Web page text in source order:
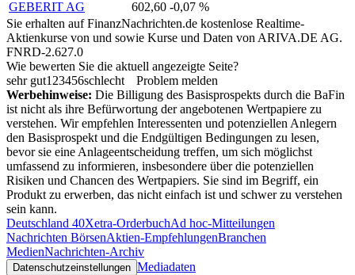
GEBERIT AG
602,60 -0,07 %
Sie erhalten auf FinanzNachrichten.de kostenlose Realtime-
Aktienkurse von und sowie Kurse und Daten von ARIVA.DE AG.
FNRD-2.627.0
Wie bewerten Sie die aktuell angezeigte Seite?
sehr gut1 23456schlecht
Problem melden
Werbehinweise: Die Billigung des Basisprospekts durch die BaFin
ist nicht als ihre Befürwortung der angebotenen Wertpapiere zu
verstehen. Wir empfehlen Interessenten und potenziellen Anlegern
den Basisprospekt und die Endgültigen Bedingungen zu lesen,
bevor sie eine Anlageentscheidung treffen, um sich möglichst
umfassend zu informieren, insbesondere über die potenziellen
Risiken und Chancen des Wertpapiers. Sie sind im Begriff, ein
Produkt zu erwerben, das nicht einfach ist und schwer zu verstehen
sein kann.
Deutschland 40Xetra-OrderbuchAd hoc-Mitteilungen
Nachrichten BörsenAktien-EmpfehlungenBranchen
MedienNachrichten-Archiv
Datenschutzeinstellungen Mediadaten